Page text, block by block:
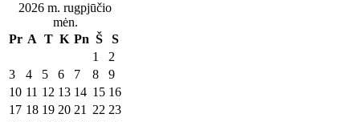
2026 m. rugpjūčio
mėn.
Pr A T K Pn Š
S
1
2
3
4 5 6 7 8
9
10 11 12 13 14 15 16
17 18 19 20 21 22 23